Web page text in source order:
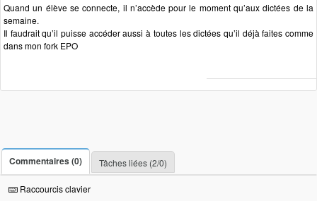
Quand un élève se connecte, il n’accède pour le moment qu’aux dictées de la
semaine.
Il faudrait qu’il puisse accéder aussi à toutes les dictées qu’il déjà faites comme
dans mon fork EPO
Commentaires (0) Tâches liées (2/0)
Raccourcis clavier